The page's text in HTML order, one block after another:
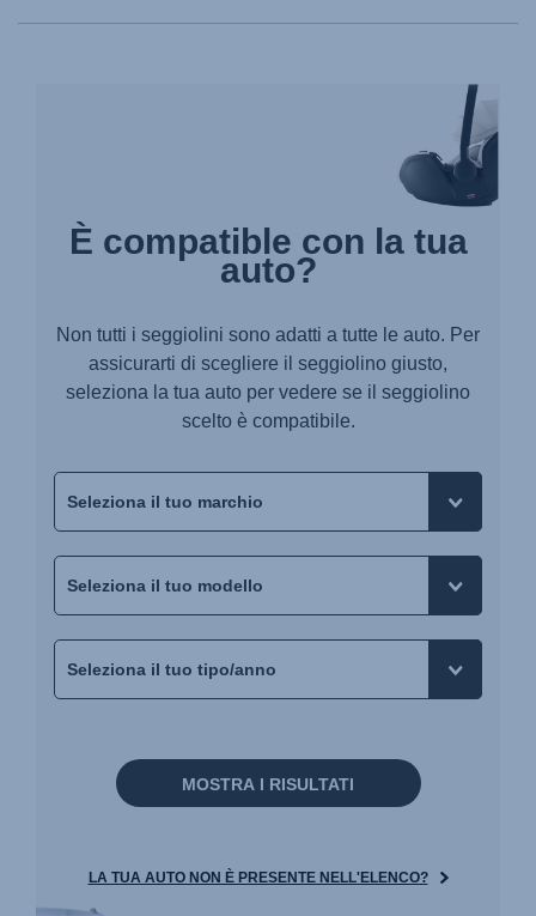
È compatible con la tua
auto?
Non tutti i seggiolini sono adatti a tutte le auto. Per
assicurarti di scegliere il seggiolino giusto,
seleziona la tua auto per vedere se il seggiolino
scelto è compatibile.
MOSTRA I RISULTATI
LA TUA AUTO NON È PRESENTE NELL'ELENCO?